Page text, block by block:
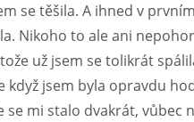
se těšila. A ihned v
Nikoho to ale ani
už jsem se tolikrát
když jsem byla opravdu
mi stalo dvakrát, vůbec